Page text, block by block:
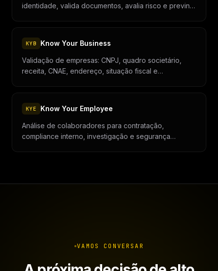
identidade, valida documentos, avalia risco e previne
KYB Know Your Business
Validação de empresas: CNPJ, quadro societário,
receita, CNAE, endereço, situação fiscal e
KYE Know Your Employee
Análise de colaboradores para contratação,
compliance interno, investigação e segurança
VAMOS CONVERSAR